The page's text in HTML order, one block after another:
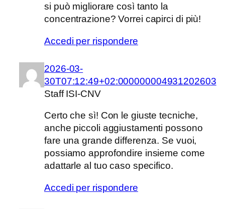
si può migliorare così tanto la
concentrazione? Vorrei capirci di più!
Accedi per rispondere
2026-03-
30T07:12:49+02:000000004931202603
Staff ISI-CNV
Certo che sì! Con le giuste tecniche,
anche piccoli aggiustamenti possono
fare una grande differenza. Se vuoi,
possiamo approfondire insieme come
adattarle al tuo caso specifico.
Accedi per rispondere